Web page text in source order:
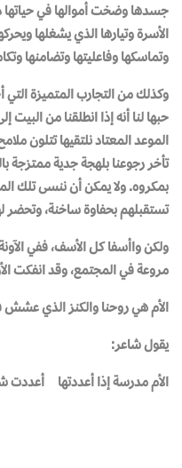
جسدها وضخت أموالها في حياتها
الأسرة وتيارها الذي يشغلها
وتماسكها وفاعليتها وتضامنها
وكذلك من التجارب المتميزة التي
حبها لنا أنه إذا انطلقنا من
الموعد المعتاد نلتقيها تتلون
تأخر رجوعنا بلهجة جدية ممتزجة
بمكروه. ولا يمكن أن ننسى تلك
تستقبلهم بحفاوة ساخنة، وتحضر
ولكن واأسفا كل الأسف، ففي
مروعة في المجتمع، وقد انفكت
الأم هي روحنا والكنز الذي عشش
يقول شاعر:
الأم مدرسة إذا أعددتها أعددت